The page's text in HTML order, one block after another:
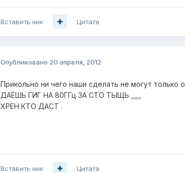
Вставить ник Цитата
Опубликовано 20 апреля, 2012
Прикольно ни чего наши сделать не могут только
ДАЁШЬ ГИГ НА 80ГГц ЗА СТО ТЫЩЬ ,,,,,
ХРЕН КТО ДАСТ .
Вставить ник Цитата